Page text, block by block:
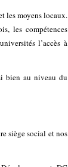
les moyens locaux.
les compétences
l’accès à
bien au niveau du
siège social et nos